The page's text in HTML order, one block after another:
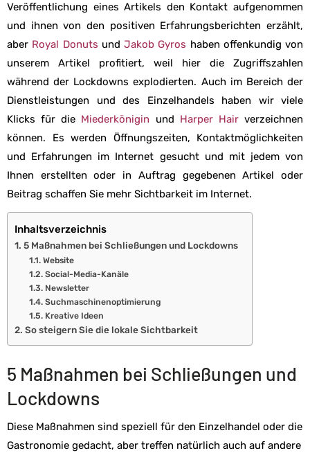
Veröffentlichung eines Artikels den Kontakt aufgenommen
und ihnen von den positiven Erfahrungsberichten erzählt,
aber Royal Donuts und Jakob Gyros haben offenkundig von
unserem Artikel profitiert, weil hier die Zugriffszahlen
während der Lockdowns explodierten. Auch im Bereich der
Dienstleistungen und des Einzelhandels haben wir viele
Klicks für die Miederkönigin und Harper Hairverzeichnen
können. Es werden Öffnungszeiten, Kontaktmöglichkeiten
und Erfahrungen im Internet gesucht und mit jedem von
Ihnen erstellten oder in Auftrag gegebenen Artikel oder
Beitrag schaffen Sie mehr Sichtbarkeit im Internet.
Inhaltsverzeichnis
5 Maßnahmen bei Schließungen und Lockdowns
Website
Social-Media-Kanäle
Newsletter
Suchmaschinenoptimierung
Kreative Ideen
So steigern Sie die lokale Sichtbarkeit
5 Maßnahmen bei Schließungen und
Lockdowns
Diese Maßnahmen sind speziell für den Einzelhandel oder die
Gastronomie gedacht, aber treffen natürlich auch auf andere